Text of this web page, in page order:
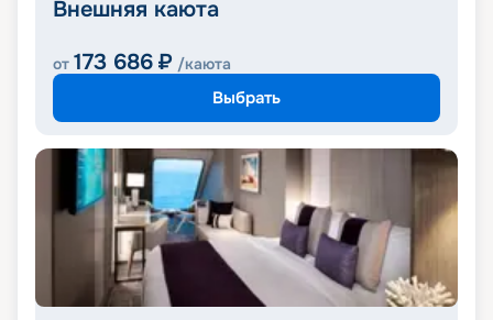
Внешняя каюта
от 173 686 ₽ /каюта
Выбрать